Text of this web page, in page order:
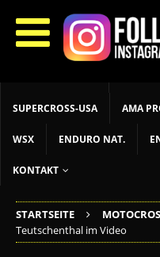
START LIVETIMING
MX WOMEN MXGP
SUPERCROSS-USA AMA
WSX ENDURO NAT.
KONTAKT
STARTSEITE
Teutschenthal im Video